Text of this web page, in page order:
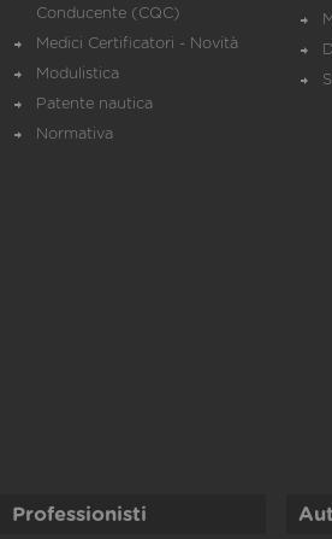
Conducente (CQC)
Medici Certificatori - Novità
Modulistica
Patente nautica
Normativa
Professionisti